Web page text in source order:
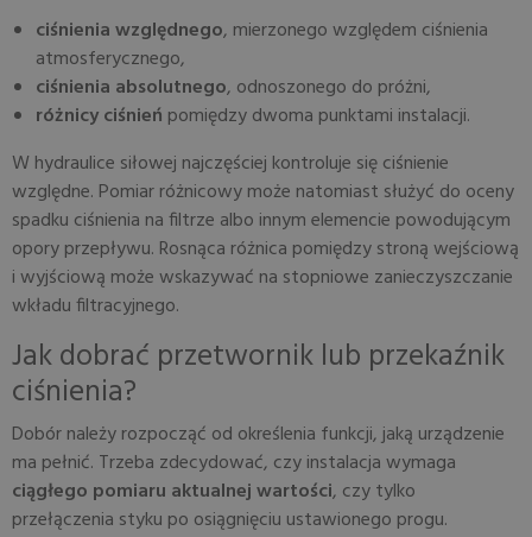
ciśnienia względnego, mierzonego względem ciśnienia
atmosferycznego,
ciśnienia absolutnego, odnoszonego do próżni,
różnicy ciśnień pomiędzy dwoma punktami instalacji.
W hydraulice siłowej najczęściej kontroluje się ciśnienie
względne. Pomiar różnicowy może natomiast służyć do oceny
spadku ciśnienia na filtrze albo innym elemencie powodującym
opory przepływu. Rosnąca różnica pomiędzy stroną wejściową
i wyjściową może wskazywać na stopniowe zanieczyszczanie
wkładu filtracyjnego.
Jak dobrać przetwornik lub przekaźnik
ciśnienia?
Dobór należy rozpocząć od określenia funkcji, jaką urządzenie
ma pełnić. Trzeba zdecydować, czy instalacja wymaga
ciągłego pomiaru aktualnej wartości, czy tylko
przełączenia styku po osiągnięciu ustawionego progu.